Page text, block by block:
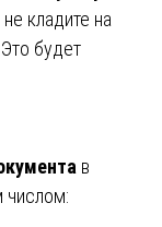
кладите на
будет
в
числом: